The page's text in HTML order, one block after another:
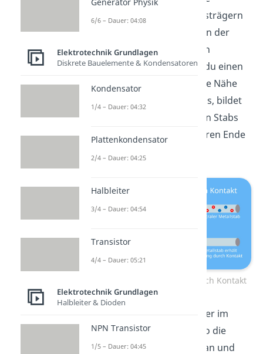
Umverteilung von Ladungsträgern
in einem Objekt, weil sich in der
Nähe elektrische Ladungen
befinden. Das heißt, legst du einen
geladenen Metallstab in die Nähe
eines neutralen Metallstabs, bildet
sich am Ende des neutralen Stabs
eine positive und am anderen Ende
Influenz und Aufladung durch Kontakt
Die positiven Ladungsträger im
geladenen Stab ziehen also die
negativen Ladungsträger an und
6/6 – Dauer: 04:08
Elektrotechnik Grundlagen
Diskrete Bauelemente & Kondensatoren
Kondensator
1/4 – Dauer: 04:32
Plattenkondensator
2/4 – Dauer: 04:25
Halbleiter
3/4 – Dauer: 04:54
Transistor
4/4 – Dauer: 05:21
Elektrotechnik Grundlagen
Halbleiter & Dioden
NPN Transistor
1/5 – Dauer: 04:45